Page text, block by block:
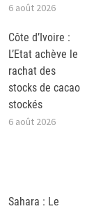
6 août 2026
Côte d’Ivoire :
L’Etat achève le
rachat des
stocks de cacao
stockés
6 août 2026
Sahara : Le